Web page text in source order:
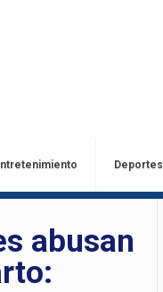
Deportes
abusan